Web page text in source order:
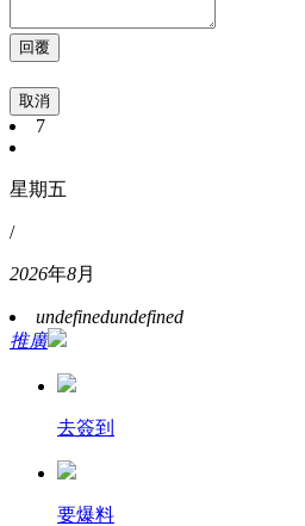
取消
7
星期五
/
2026年8月
undefinedundefined
推廣
去簽到
要爆料